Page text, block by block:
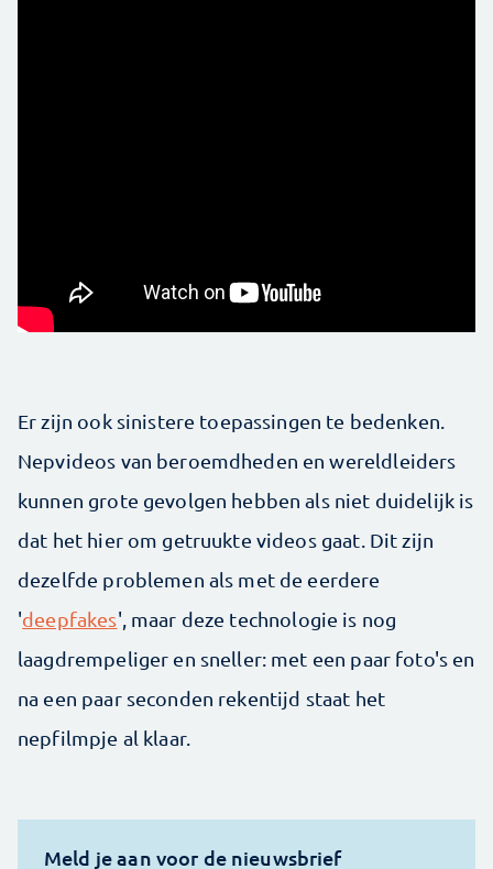
Er zijn ook sinistere toepassingen te bedenken.
Nepvideos van beroemdheden en wereldleiders
kunnen grote gevolgen hebben als niet duidelijk is
dat het hier om getruukte videos gaat. Dit zijn
dezelfde problemen als met de eerdere
'deepfakes', maar deze technologie is nog
laagdrempeliger en sneller: met een paar foto's en
na een paar seconden rekentijd staat het
nepfilmpje al klaar.
Meld je aan voor de nieuwsbrief